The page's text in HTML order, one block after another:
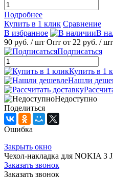
Подробнее
Купить в 1 клик Сравнение
В избранное
В
90 руб. / шт Опт от 22 руб. / шт
Подписаться
Купить в 1
Нашли
Недоступно
Поделиться
Ошибка
Закрыть окно
Чехол-накладка для NOKIA 3
Заказать звонок
Заказать звонок